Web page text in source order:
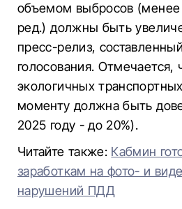
объемом выбросов (менее
ред.) должны быть
пресс-релиз,
голосования. Отмечается,
экологичных
моменту должна быть
2025 году - до 20%).
Читайте также: Кабмин
заработкам на фото- и
нарушений ПДД